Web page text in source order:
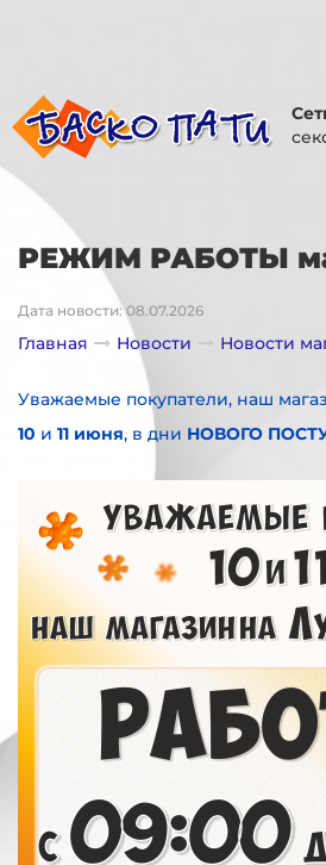
РЕЖИМ РАБОТЫ
Дата новости: 08.07.2026
Главная Новости Новости
Уважаемые покупатели, наш
10 и 11 июня, в дни НОВОГО